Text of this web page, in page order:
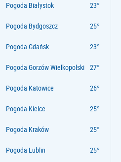
Pogoda Białystok
Pogoda Bydgoszcz
Pogoda Gdańsk
Pogoda Gorzów Wielkopolski
Pogoda Katowice
Pogoda Kielce
Pogoda Kraków
Pogoda Lublin